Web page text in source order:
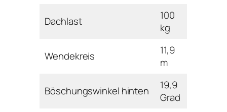
Dachlast
100
kg
Wendekreis
11,9
m
Böschungswinkel hinten
19,9
Grad